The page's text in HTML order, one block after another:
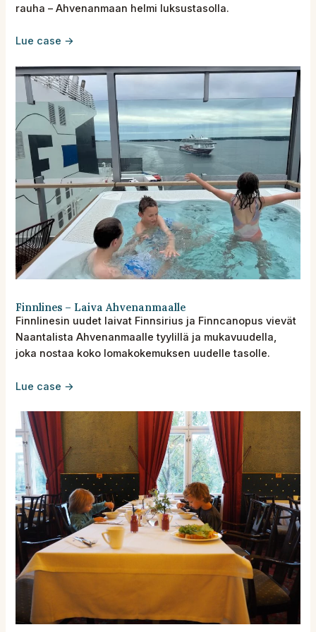
rauha – Ahvenanmaan helmi luksustasolla.
Lue case →
Finnlines – Laiva Ahvenanmaalle
Finnlinesin uudet laivat Finnsirius ja Finncanopus vievät
Naantalista Ahvenanmaalle tyylillä ja mukavuudella,
joka nostaa koko lomakokemuksen uudelle tasolle.
Lue case →